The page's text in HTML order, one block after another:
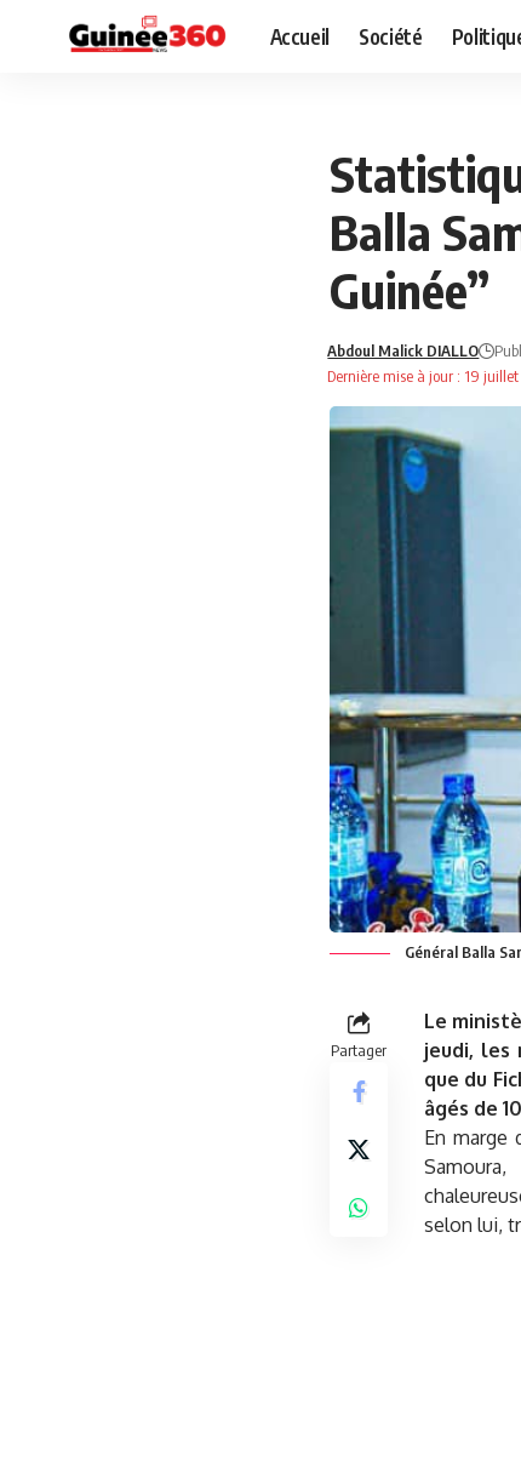
Accueil Société
Balla
Guinée”
Dernière mise à jour : 19
Abdoul Malick DIALLO
Général Balla
Partager
Le
jeudi, les
que du
âgés de
En marge
selon lui,